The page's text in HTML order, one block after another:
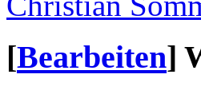
[Bearbeiten]